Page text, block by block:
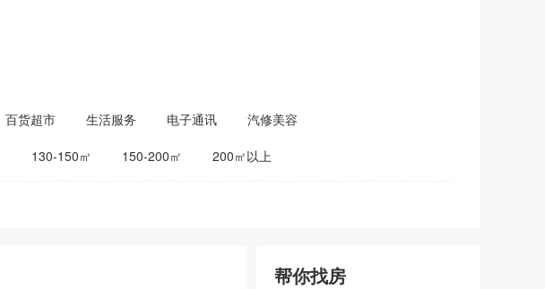
百货超市 生活服务 电子通讯
汽修美容
130-150㎡ 150-200㎡ 200㎡以上
帮你找房